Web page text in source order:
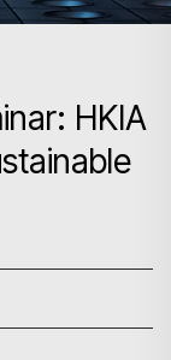
HKIA